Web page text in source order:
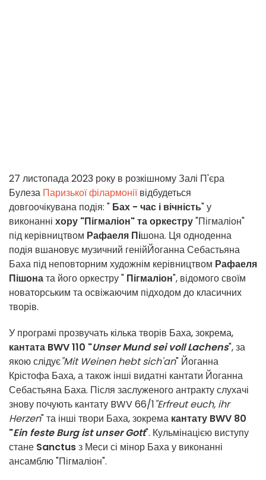
27 листопада 2023 року в розкішному Залі П'єра
Булеза Паризької філармоніївідбудеться
довгоочікувана подія: " Бах - час і вічність" у
виконанні хору "Пігмаліон" та оркестру"Пігмаліон"
під керівництвом Рафаеля Пішона. Ця одноденна
подія вшановує музичний генійЙоганна Себастьяна
Баха під неповторним художнім керівництвом Рафаеля
Пішоната його оркестру " Пігмаліон", відомого своїм
новаторським та освіжаючим підходом до класичних
творів.
У програмі прозвучать кілька творів Баха, зокрема,
кантата BWV 110 "Unser Mund sei voll Lachens", за
якою слідує"Mit Weinen hebt sich'an" Йоганна
Крістофа Баха, а також інші видатні кантати Йоганна
Себастьяна Баха. Після заслуженого антракту слухачі
знову почують кантату BWV 66/1"Erfreut euch, ihr
Herzen" та інші твори Баха, зокрема кантату BWV 80
"Ein feste Burg ist unser Gott". Кульмінацією виступу
стане Sanctusз Меси сі мінор Баха у виконанні
ансамблю "Пігмаліон".